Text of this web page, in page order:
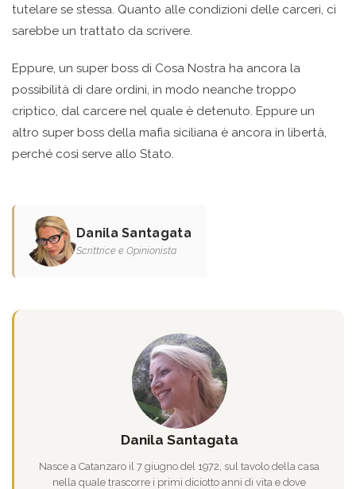
tutelare se stessa. Quanto alle condizioni delle carceri, ci
sarebbe un trattato da scrivere.
Eppure, un super boss di Cosa Nostra ha ancora la
possibilità di dare ordini, in modo neanche troppo
criptico, dal carcere nel quale è detenuto. Eppure un
altro super boss della mafia siciliana è ancora in libertà,
perché così serve allo Stato.
Danila Santagata
Scrittrice e Opinionista
Danila Santagata
Nasce a Catanzaro il 7 giugno del 1972, sul tavolo della casa
nella quale trascorre i primi diciotto anni di vita e dove